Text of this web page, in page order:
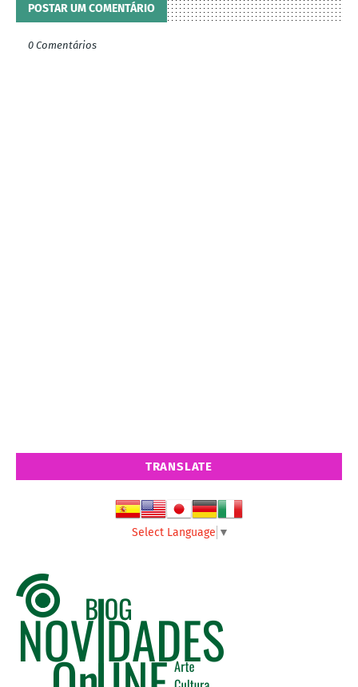
POSTAR UM COMENTÁRIO
0 Comentários
TRANSLATE
Select Language ▼